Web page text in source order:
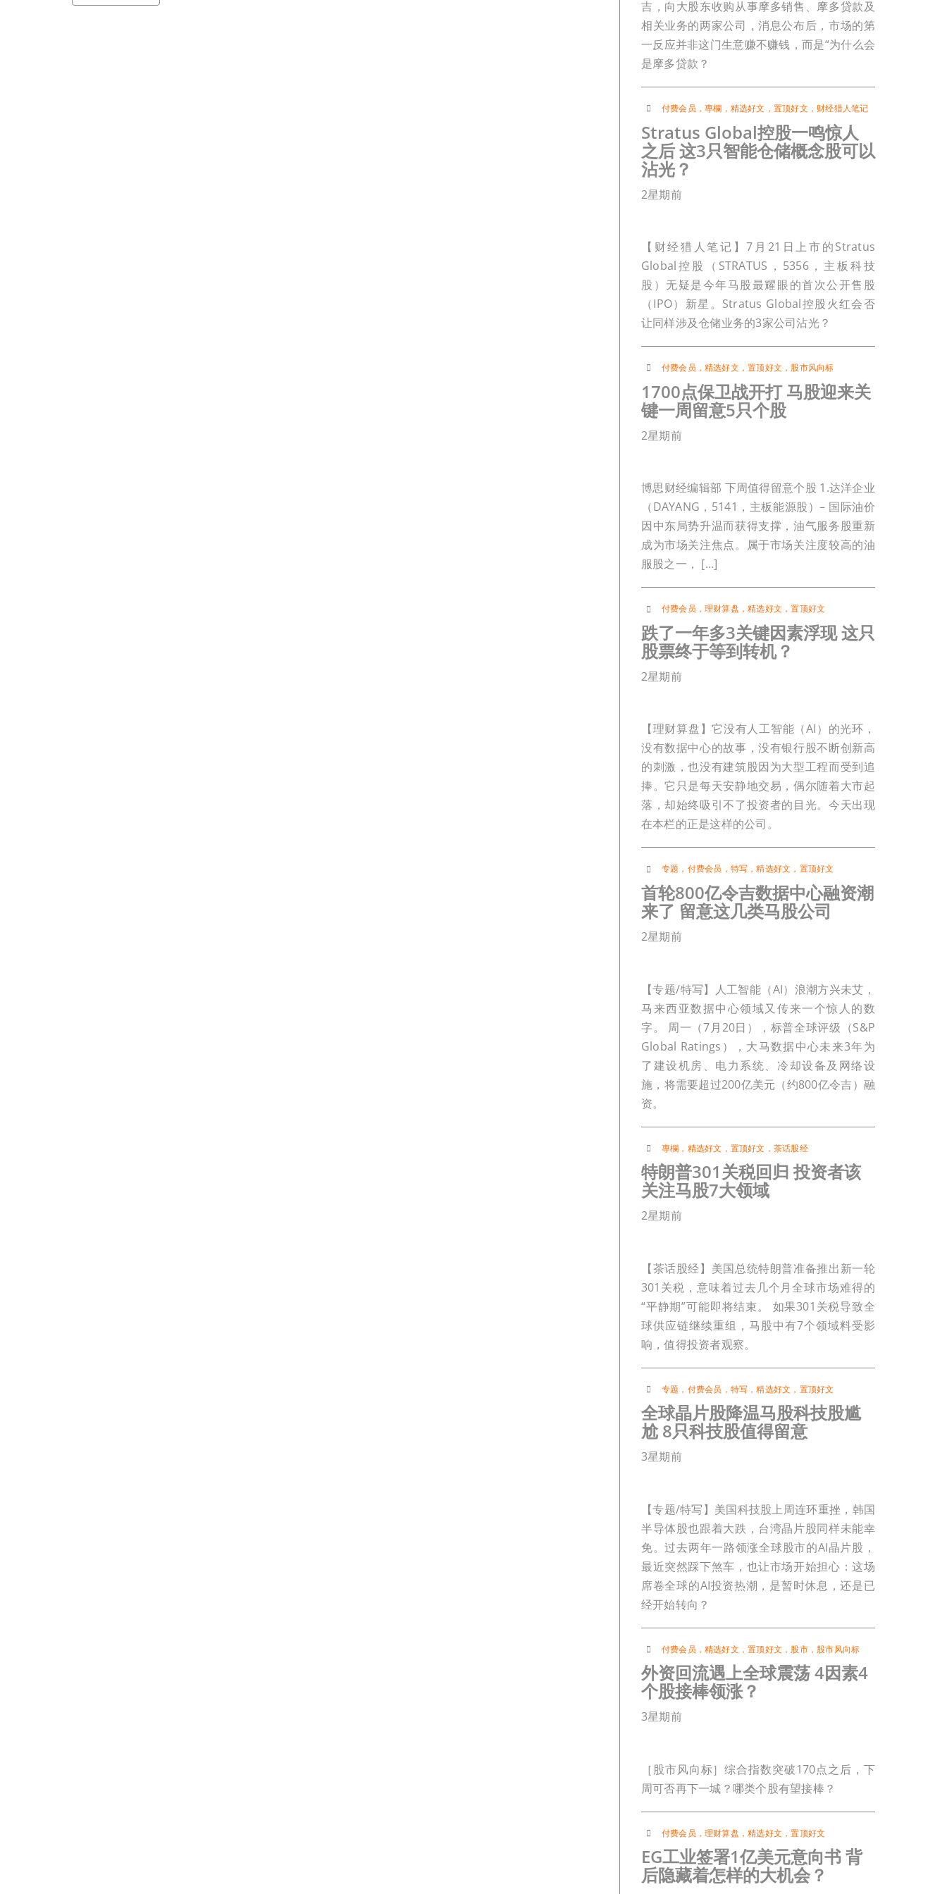
吉，向大股东收购从事摩多销售、摩多贷款及
相关业务的两家公司，消息公布后，市场的第
一反应并非这门生意赚不赚钱，而是“为什么会
是摩多贷款？
付费会员 ，專欄 ， 精选好文 ， 置顶好文 ， 财经猎人笔记
Stratus Global控股一鸣惊人
之后 这3只智能仓储概念股可以
沾光？
2星期前
【财经猎人笔记】7月21日上市的Stratus
Global控股（STRATUS，5356，主板科技
股）无疑是今年马股最耀眼的首次公开售股
（IPO）新星。Stratus Global控股火红会否
让同样涉及仓储业务的3家公司沾光？
付费会员 ，精选好文 ，置顶好文 ， 股市风向标
1700点保卫战开打 马股迎来关
键一周留意5只个股
2星期前
博思财经编辑部 下周值得留意个股 1.达洋企业
（DAYANG，5141，主板能源股）– 国际油价
因中东局势升温而获得支撑，油气服务股重新
成为市场关注焦点。属于市场关注度较高的油
服股之一， […]
付费会员 ，理财算盘 ，精选好文 ，置顶好文
跌了一年多3关键因素浮现 这只
股票终于等到转机？
2星期前
【理财算盘】它没有人工智能（AI）的光环，
没有数据中心的故事，没有银行股不断创新高
的刺激，也没有建筑股因为大型工程而受到追
捧。它只是每天安静地交易，偶尔随着大市起
落，却始终吸引不了投资者的目光。今天出现
在本栏的正是这样的公司。
专题 ， 付费会员 ， 特写 ，精选好文 ， 置顶好文
首轮800亿令吉数据中心融资潮
来了 留意这几类马股公司
2星期前
【专题/特写】人工智能（AI）浪潮方兴未艾，
马来西亚数据中心领域又传来一个惊人的数
字。 周一（7月20日），标普全球评级（S&P
Global Ratings），大马数据中心未来3年为
了建设机房、电力系统、冷却设备及网络设
施，将需要超过200亿美元（约800亿令吉）融
资。
專欄 ， 精选好文 ， 置顶好文 ， 茶话股经
特朗普301关税回归 投资者该
关注马股7大领域
2星期前
【茶话股经】美国总统特朗普准备推出新一轮
301关税，意味着过去几个月全球市场难得的
“平静期”可能即将结束。 如果301关税导致全
球供应链继续重组，马股中有7个领域料受影
响，值得投资者观察。
专题 ， 付费会员 ， 特写 ，精选好文 ， 置顶好文
全球晶片股降温马股科技股尴
尬 8只科技股值得留意
3星期前
【专题/特写】美国科技股上周连环重挫，韩国
半导体股也跟着大跌，台湾晶片股同样未能幸
免。过去两年一路领涨全球股市的AI晶片股，
最近突然踩下煞车，也让市场开始担心：这场
席卷全球的AI投资热潮，是暂时休息，还是已
经开始转向？
付费会员 ，精选好文 ，置顶好文 ， 股市， 股市风向标
外资回流遇上全球震荡 4因素4
个股接棒领涨？
3星期前
［股市风向标］综合指数突破170点之后，下
周可否再下一城？哪类个股有望接棒？
付费会员 ，理财算盘 ，精选好文 ，置顶好文
EG工业签署1亿美元意向书 背
后隐藏着怎样的大机会？